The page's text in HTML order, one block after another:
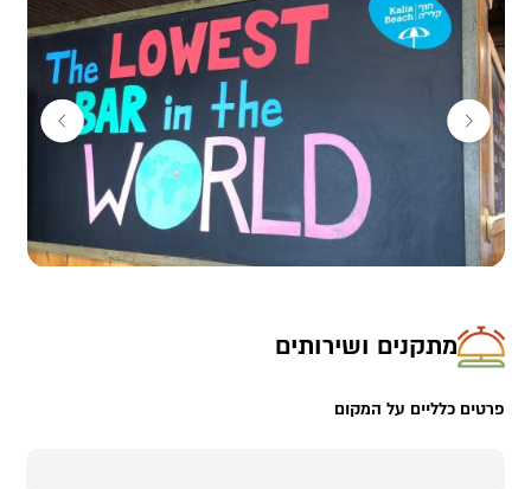
מתקנים ושירותים
פרטים כלליים על המקום